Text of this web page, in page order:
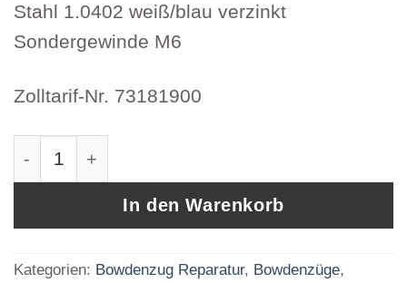
Stahl 1.0402 weiß/blau verzinkt
Sondergewinde M6
Zolltarif-Nr. 73181900
In den Warenkorb
Kategorien: Bowdenzug Reparatur, Bowdenzüge,